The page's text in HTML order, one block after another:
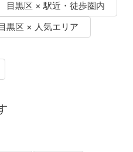
目黒区 × 駅近・徒歩圏内
目黒区 × 人気エリア